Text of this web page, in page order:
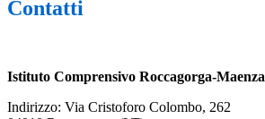
Contatti
Istituto Comprensivo Roccagorga-Maenza
Indirizzo: Via Cristoforo Colombo, 262